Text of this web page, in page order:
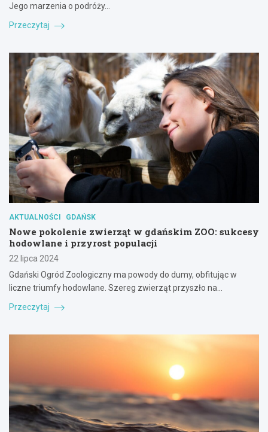
Jego marzenia o podróży…
Przeczytaj
AKTUALNOŚCI GDAŃSK
Nowe pokolenie zwierząt w gdańskim ZOO: sukcesy
hodowlane i przyrost populacji
22 lipca 2024
Gdański Ogród Zoologiczny ma powody do dumy, obfitując w
liczne triumfy hodowlane. Szereg zwierząt przyszło na…
Przeczytaj